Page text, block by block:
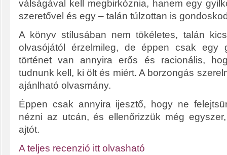
válságával kell megbirkóznia, hanem egy
szeretővel és egy – talán túlzottan is
A könyv stílusában nem tökéletes, talán
olvasójától érzelmileg, de éppen csak egy
történet van annyira erős és racionális,
tudnunk kell, ki ölt és miért. A borzongás
ajánlható olvasmány.
Éppen csak annyira ijesztő, hogy ne
nézni az utcán, és ellenőrizzük még
ajtót.
A teljes recenzió itt olvasható